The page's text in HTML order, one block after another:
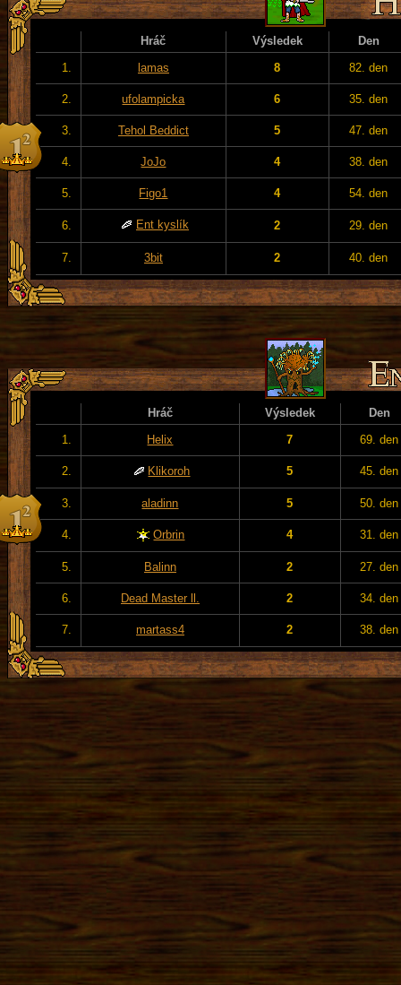
Hráč Výsledek
Den
1.
lamas 8 82. den
2. ufolampicka 6 35. den
3. Tehol Beddict 5 47. den
4. JoJo 4 38. den
5. Figo1 4 54. den
6. Ent kyslík 2 29. den
7. 3bit 2 40. den
Hráč Výsledek
Den
1.
Helix 7 69. den
2. Klikoroh 5 45. den
3. aladinn 5 50. den
4. Orbrin 4 31. den
5. Balinn 2 27. den
6. Dead Master ll. 2 34. den
7. martass4 2 38. den